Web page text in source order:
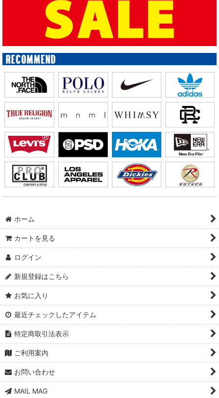
ホーム
カートを見る
ログイン
新規登録はこちら
お気に入り
最近チェックしたアイテム
特定商取引法表示
ご利用案内
お問い合わせ
MAIL MAG